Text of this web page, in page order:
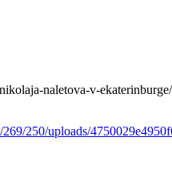
naletova-v-ekaterinburge/
250/uploads/